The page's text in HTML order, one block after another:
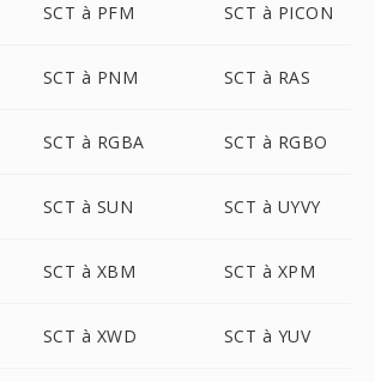
SCT à PFM SCT à PICON
SCT à PNM SCT à RAS
SCT à RGBA SCT à RGBO
SCT à SUN SCT à UYVY
SCT à XBM SCT à XPM
SCT à XWD SCT à YUV